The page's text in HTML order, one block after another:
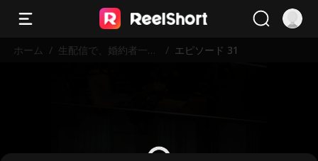
ホーム / 生配信で、婚約者一家
/ エピソード 31